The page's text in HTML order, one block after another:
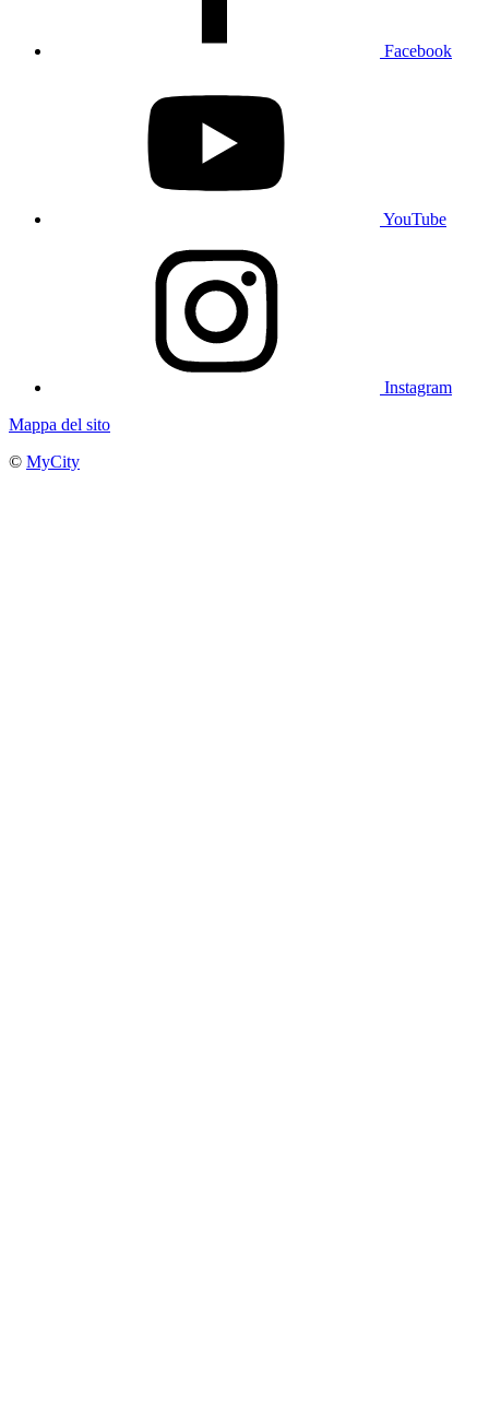
Facebook
YouTube
Instagram
Mappa del sito
© MyCity